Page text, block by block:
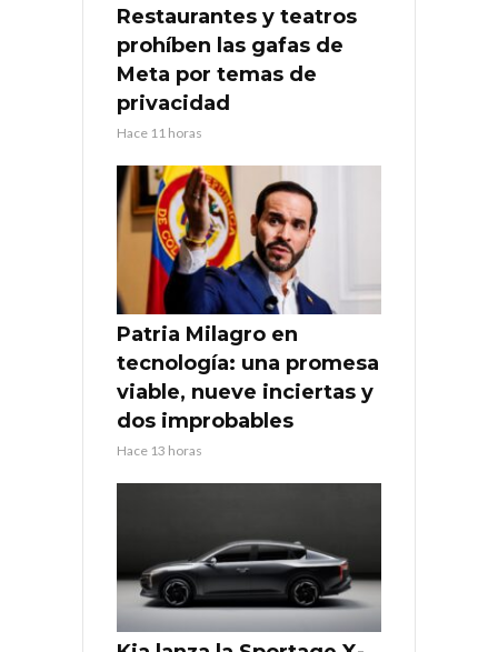
Restaurantes y teatros
prohíben las gafas de
Meta por temas de
privacidad
Hace 11 horas
Patria Milagro en
tecnología: una promesa
viable, nueve inciertas y
dos improbables
Hace 13 horas